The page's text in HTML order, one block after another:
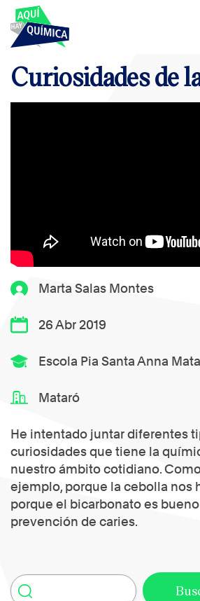
Marta Salas Montes
26 Abr 2019
Escola Pia Santa Anna
Mataró
He intentado juntar diferentes
curiosidades que tiene la
nuestro ámbito cotidiano.
ejemplo, porque la cebolla nos
porque el bicarbonato es
prevención de caries.
Curiosidades de